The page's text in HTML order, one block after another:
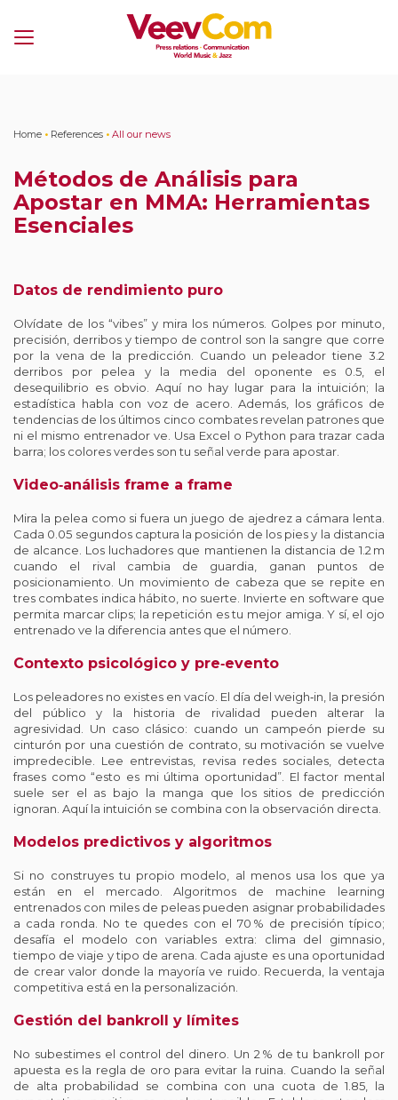
Menu
Home • References • All our news
Métodos de Análisis para
Apostar en MMA: Herramientas
Esenciales
Datos de rendimiento puro
Olvídate de los “vibes” y mira los números. Golpes por minuto,
precisión, derribos y tiempo de control son la sangre que corre
por la vena de la predicción. Cuando un peleador tiene 3.2
derribos por pelea y la media del oponente es 0.5, el
desequilibrio es obvio. Aquí no hay lugar para la intuición; la
estadística habla con voz de acero. Además, los gráficos de
tendencias de los últimos cinco combates revelan patrones que
ni el mismo entrenador ve. Usa Excel o Python para trazar cada
barra; los colores verdes son tu señal verde para apostar.
Video‑análisis frame a frame
Mira la pelea como si fuera un juego de ajedrez a cámara lenta.
Cada 0.05 segundos captura la posición de los pies y la distancia
de alcance. Los luchadores que mantienen la distancia de 1.2 m
cuando el rival cambia de guardia, ganan puntos de
posicionamiento. Un movimiento de cabeza que se repite en
tres combates indica hábito, no suerte. Invierte en software que
permita marcar clips; la repetición es tu mejor amiga. Y sí, el ojo
entrenado ve la diferencia antes que el número.
Contexto psicológico y pre‑evento
Los peleadores no existes en vacío. El día del weigh‑in, la presión
del público y la historia de rivalidad pueden alterar la
agresividad. Un caso clásico: cuando un campeón pierde su
cinturón por una cuestión de contrato, su motivación se vuelve
impredecible. Lee entrevistas, revisa redes sociales, detecta
frases como “esto es mi última oportunidad”. El factor mental
suele ser el as bajo la manga que los sitios de predicción
ignoran. Aquí la intuición se combina con la observación directa.
Modelos predictivos y algoritmos
Si no construyes tu propio modelo, al menos usa los que ya
están en el mercado. Algoritmos de machine learning
entrenados con miles de peleas pueden asignar probabilidades
a cada ronda. No te quedes con el 70 % de precisión típico;
desafía el modelo con variables extra: clima del gimnasio,
tiempo de viaje y tipo de arena. Cada ajuste es una oportunidad
de crear valor donde la mayoría ve ruido. Recuerda, la ventaja
competitiva está en la personalización.
Gestión del bankroll y límites
No subestimes el control del dinero. Un 2 % de tu bankroll por
apuesta es la regla de oro para evitar la ruina. Cuando la señal
de alta probabilidad se combina con una cuota de 1.85, la